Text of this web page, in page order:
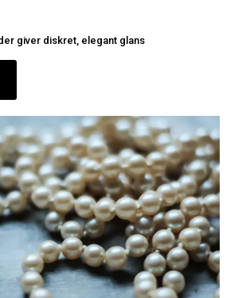
giver diskret, elegant glans